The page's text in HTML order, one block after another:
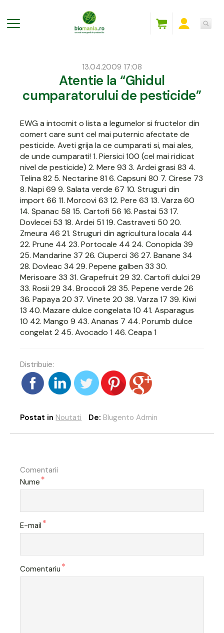
Atentie la “Ghidul
cumparatorului de pesticide”
13.04.2009 17:08
EWG a intocmit o lista a legumelor si fructelor din
comert care sunt cel mai puternic afectate de
pesticide. Aveti grija la ce cumparati si, mai ales,
de unde cumparati! 1. Piersici 100 (cel mai ridicat
nivel de pesticide) 2. Mere 93 3. Ardei grasi 83 4.
Telina 82 5. Nectarine 81 6. Capsuni 80 7. Cirese 73
8. Napi 69 9. Salata verde 67 10. Struguri din
import 66 11. Morcovi 63 12. Pere 63 13. Varza 60
14. Spanac 58 15. Cartofi 56 16. Pastai 53 17.
Dovlecei 53 18. Ardei 51 19. Castraveti 50 20.
Zmeura 46 21. Struguri din agricultura locala 44
22. Prune 44 23. Portocale 44 24. Conopida 39
25. Mandarine 37 26. Ciuperci 36 27. Banane 34
28. Dovleac 34 29. Pepene galben 33 30.
Merisoare 33 31. Grapefruit 29 32. Cartofi dulci 29
33. Rosii 29 34. Broccoli 28 35. Pepene verde 26
36. Papaya 20 37. Vinete 20 38. Varza 17 39. Kiwi
13 40. Mazare dulce congelata 10 41. Asparagus
10 42. Mango 9 43. Ananas 7 44. Porumb dulce
congelat 2 45. Avocado 1 46. Ceapa 1
Distribuie:
Postat in Noutati De: Blugento Admin
Comentarii
Nume *
E-mail *
Comentariu *